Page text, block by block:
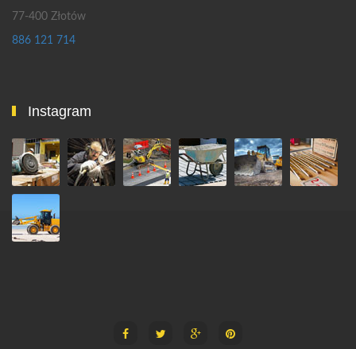
77-400 Złotów
886 121 714
Instagram